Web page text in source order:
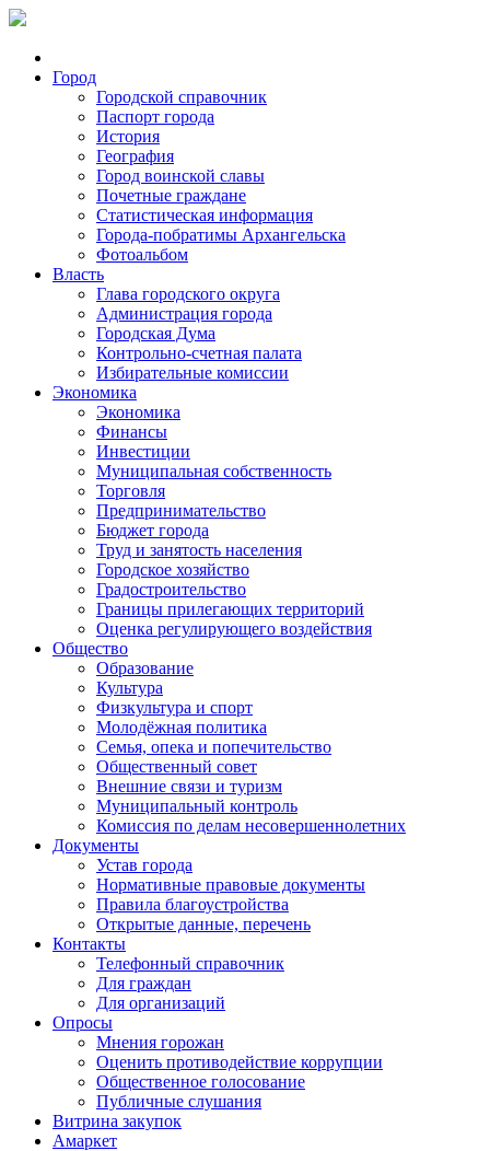
Город
Городской справочник
Паспорт города
История
География
Город воинской славы
Почетные граждане
Статистическая информация
Города-побратимы Архангельска
Фотоальбом
Власть
Глава городского округа
Администрация города
Городская Дума
Контрольно-счетная палата
Избирательные комиссии
Экономика
Экономика
Финансы
Инвестиции
Муниципальная собственность
Торговля
Предпринимательство
Бюджет города
Труд и занятость населения
Городское хозяйство
Градостроительство
Границы прилегающих территорий
Оценка регулирующего воздействия
Общество
Образование
Культура
Физкультура и спорт
Молодёжная политика
Семья, опека и попечительство
Общественный совет
Внешние связи и туризм
Муниципальный контроль
Комиссия по делам несовершеннолетних
Документы
Устав города
Нормативные правовые документы
Правила благоустройства
Открытые данные, перечень
Контакты
Телефонный справочник
Для граждан
Для организаций
Опросы
Мнения горожан
Оценить противодействие коррупции
Общественное голосование
Публичные слушания
Витрина закупок
Амаркет